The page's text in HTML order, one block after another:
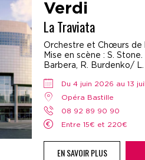
Verdi
La Traviata
Orchestre et Chœurs de
Mise en scène : S.
Barbera, R. Burdenko/ L.
Du 4 juin 2026 au 13
Opéra Bastille
08 92 89 90 90
Entre 15€ et 220€
EN SAVOIR PLUS